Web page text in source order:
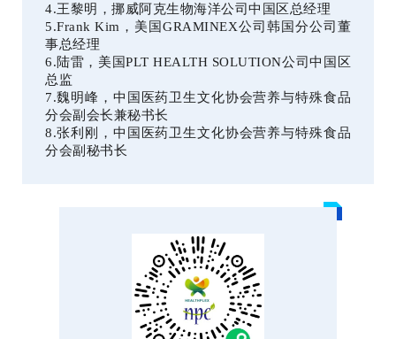
4.王黎明，挪威阿克生物海洋公司中国区总经理
5.Frank Kim，美国GRAMINEX公司韩国分公司董
事总经理
6.陆雷，美国PLT HEALTH SOLUTION公司中国区
总监
7.魏明峰，中国医药卫生文化协会营养与特殊食品
分会副会长兼秘书长
8.张利刚，中国医药卫生文化协会营养与特殊食品
分会副秘书长